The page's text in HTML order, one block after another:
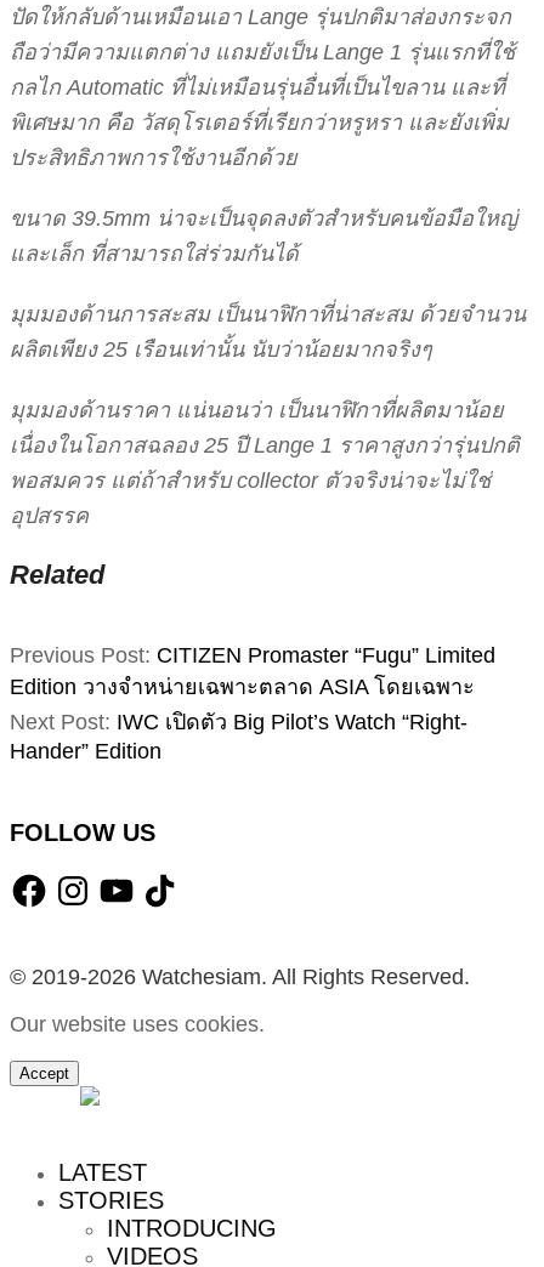
ปัดให้กลับด้านเหมือนเอา Lange รุ่นปกติมาส่องกระจก
ถือว่ามีความแตกต่าง แถมยังเป็น Lange 1 รุ่นแรกที่ใช้
กลไก Automatic ที่ไม่เหมือนรุ่นอื่นที่เป็นไขลาน และที่
พิเศษมาก คือ วัสดุโรเตอร์ที่เรียกว่าหรูหรา และยังเพิ่ม
ประสิทธิภาพการใช้งานอีกด้วย
ขนาด 39.5mm น่าจะเป็นจุดลงตัวสำหรับคนข้อมือใหญ่
และเล็ก ที่สามารถใส่ร่วมกันได้
มุมมองด้านการสะสม เป็นนาฬิกาที่น่าสะสม ด้วยจำนวน
ผลิตเพียง 25 เรือนเท่านั้น นับว่าน้อยมากจริงๆ
มุมมองด้านราคา แน่นอนว่า เป็นนาฬิกาที่ผลิตมาน้อย
เนื่องในโอกาสฉลอง 25 ปี Lange 1 ราคาสูงกว่ารุ่นปกติ
พอสมควร แต่ถ้าสำหรับ collector ตัวจริงน่าจะไม่ใช่
อุปสรรค
Related
2019-
08-
Previous Post: CITIZEN Promaster “Fugu” Limited
Edition วางจำหน่ายเฉพาะตลาด ASIA โดยเฉพาะ
Next Post: IWC เปิดตัว Big Pilot’s Watch “Right-
Hander” Edition
FOLLOW US
FacebookInstagramYouTube
TikTok
© 2019-2026 Watchesiam. All Rights Reserved.
Our website uses cookies.
Accept
LATEST
STORIES
INTRODUCING
VIDEOS